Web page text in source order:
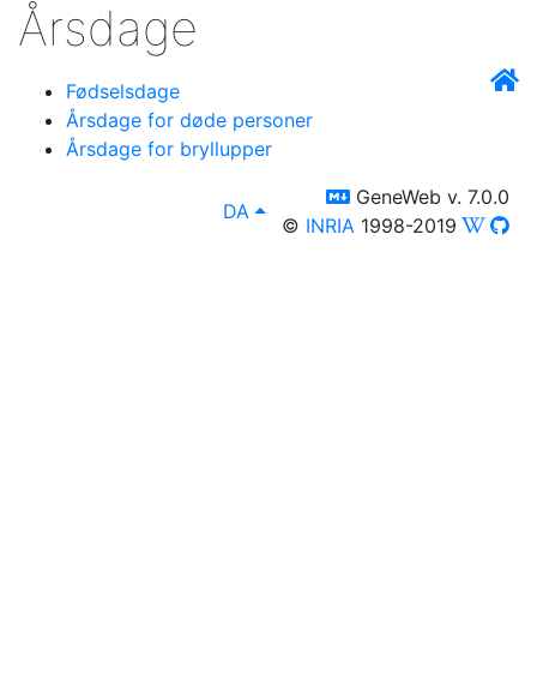
Årsdage
Fødselsdage
Årsdage for døde personer
Årsdage for bryllupper
lang
DA , Du kan vælge fremstilling på
switch to templm
GeneWeb v. 7.0.0
© INRIA 1998-2019